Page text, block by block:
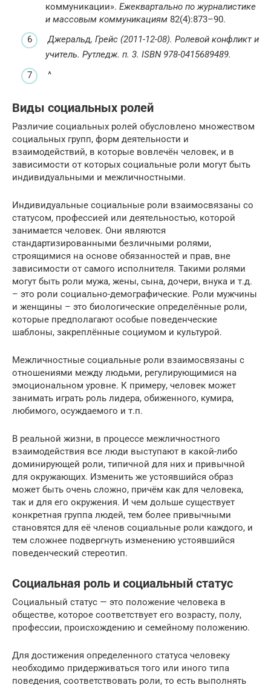
коммуникации». Ежеквартально по журналистике
и массовым коммуникациям 82(4):873–90.
Джеральд, Грейс (2011-12-08). Ролевой конфликт и
учитель. Рутледж. п. 3. ISBN 978-0415689489.
^
Виды социальных ролей
Различие социальных ролей обусловлено множеством
социальных групп, форм деятельности и
взаимодействий, в которые вовлечён человек, и в
зависимости от которых социальные роли могут быть
индивидуальными и межличностными.
Индивидуальные социальные роли взаимосвязаны со
статусом, профессией или деятельностью, которой
занимается человек. Они являются
стандартизированными безличными ролями,
строящимися на основе обязанностей и прав, вне
зависимости от самого исполнителя. Такими ролями
могут быть роли мужа, жены, сына, дочери, внука и т.д.
– это роли социально-демографические. Роли мужчины
и женщины – это биологические определённые роли,
которые предполагают особые поведенческие
шаблоны, закреплённые социумом и культурой.
Межличностные социальные роли взаимосвязаны с
отношениями между людьми, регулирующимися на
эмоциональном уровне. К примеру, человек может
занимать играть роль лидера, обиженного, кумира,
любимого, осуждаемого и т.п.
В реальной жизни, в процессе межличностного
взаимодействия все люди выступают в какой-либо
доминирующей роли, типичной для них и привычной
для окружающих. Изменить же устоявшийся образ
может быть очень сложно, причём как для человека,
так и для его окружения. И чем дольше существует
конкретная группа людей, тем более привычными
становятся для её членов социальные роли каждого, и
тем сложнее подвергнуть изменению устоявшийся
поведенческий стереотип.
Социальная роль и социальный статус
Социальный статус — это положение человека в
обществе, которое соответствует его возрасту, полу,
профессии, происхождению и семейному положению.
Для достижения определенного статуса человеку
необходимо придерживаться того или иного типа
поведения, соответствовать роли, то есть выполнять